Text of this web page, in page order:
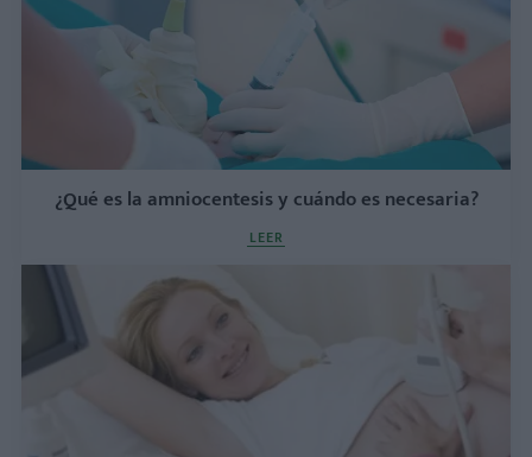
¿Qué es la amniocentesis y cuándo es necesaria?
LEER